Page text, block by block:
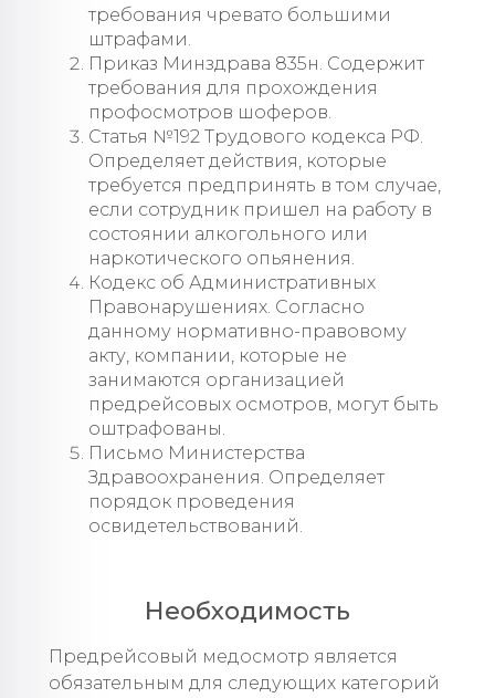
требования чревато большими
штрафами.
Приказ Минздрава 835н. Содержит
требования для прохождения
профосмотров шоферов.
Статья №192 Трудового кодекса РФ.
Определяет действия, которые
требуется предпринять в том случае,
если сотрудник пришел на работу в
состоянии алкогольного или
наркотического опьянения.
Кодекс об Административных
Правонарушениях. Согласно
данному нормативно-правовому
акту, компании, которые не
занимаются организацией
предрейсовых осмотров, могут быть
оштрафованы.
Письмо Министерства
Здравоохранения. Определяет
порядок проведения
освидетельствований.
Необходимость
Предрейсовый медосмотр является
обязательным для следующих категорий